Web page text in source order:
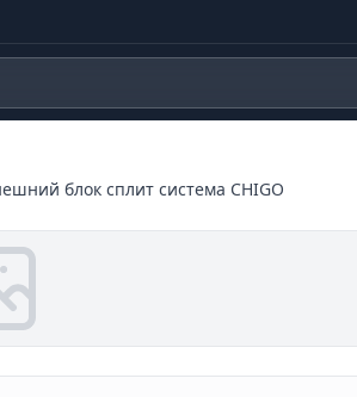
блок сплит система CHIGO